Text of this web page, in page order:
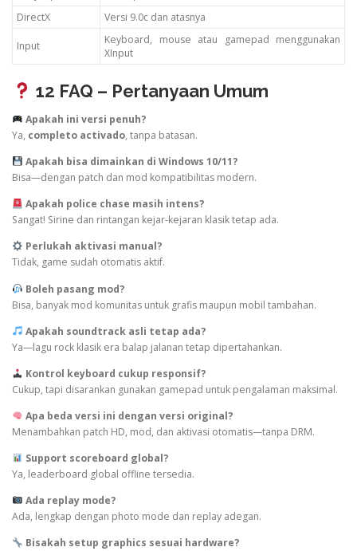
DirectX
Versi 9.0c dan atasnya
Input
Keyboard, mouse atau gamepad menggunakan
XInput
12 FAQ – Pertanyaan Umum
Apakah ini versi penuh?
Ya, completo activado, tanpa batasan.
Apakah bisa dimainkan di Windows 10/11?
Bisa—dengan patch dan mod kompatibilitas modern.
Apakah police chase masih intens?
Sangat! Sirine dan rintangan kejar-kejaran klasik tetap ada.
Perlukah aktivasi manual?
Tidak, game sudah otomatis aktif.
Boleh pasang mod?
Bisa, banyak mod komunitas untuk grafis maupun mobil tambahan.
Apakah soundtrack asli tetap ada?
Ya—lagu rock klasik era balap jalanan tetap dipertahankan.
Kontrol keyboard cukup responsif?
Cukup, tapi disarankan gunakan gamepad untuk pengalaman maksimal.
Apa beda versi ini dengan versi original?
Menambahkan patch HD, mod, dan aktivasi otomatis—tanpa DRM.
Support scoreboard global?
Ya, leaderboard global offline tersedia.
Ada replay mode?
Ada, lengkap dengan photo mode dan replay adegan.
Bisakah setup graphics sesuai hardware?